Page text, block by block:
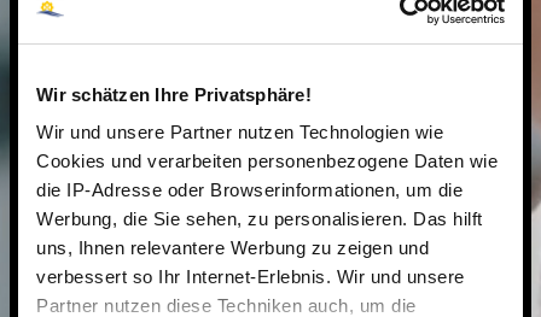
Wir schätzen Ihre Privatsphäre!
Wir und unsere Partner nutzen Technologien wie
Cookies und verarbeiten personenbezogene Daten wie
die IP-Adresse oder Browserinformationen, um die
Werbung, die Sie sehen, zu personalisieren. Das hilft
uns, Ihnen relevantere Werbung zu zeigen und
verbessert so Ihr Internet-Erlebnis. Wir und unsere
Partner nutzen diese Techniken auch, um die